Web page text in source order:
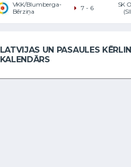
VKK/Blumberga-
Bērziņa
SK
7- 6
LATVIJAS UN PASAULES
KALENDĀRS